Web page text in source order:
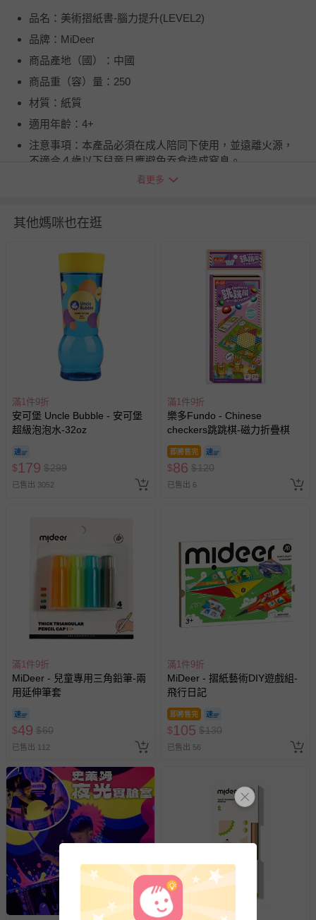
品名：美術摺紙書-腦力提升(LEVEL2)
品牌：MiDeer
商品產地（國）：中國
商品重（容）量：250
材質：紙質
適用年齡：4+
注意事項：本產品必須在成人陪同下使用，並遠離火源，
不適合４歲以下兒童且應避免吞食造成窒息。
BSMI商品檢驗標識字號：M54978
您所購買的商品享有7天的鑑賞期／猶豫期權益，但此期間
包含完整包裝、配件、說明文件及贈品等。
如需退換貨，請於收到商品7天（含例假日內提出），如為
瑕疵退換貨所產生的運費，將由媽咪愛負責處理，若非瑕疵
退貨，您可至『查詢訂單』>『已出貨』中查詢該筆訂單，
並點選『我要退貨』即可進行申請。若有相關退貨問題，請
LINE@客服ID: @mamilove
我們將依序為您處理
與服務，謝謝。
針對滿件折/滿額贈…等活動，如因部份退貨，而該訂單保
留商品未達活動門檻，將以原價計算，活動贈品亦需一併退
回。
部分商品依據消費者保護法的規定，不適用七天鑑賞期/猶
豫期範圍：
客製化商品（例如客製生日書、姓名貼等）。
報紙、期刊或雜誌（惟書籍如經拆封、使用，則酌收整
新費用）。
經消費者拆封之影音商品或電腦軟體（例如 DVD、CD
等）。
非以有形媒介提供之數位內容或一經提供即為完成之線
戲或活動點數等）。
已拆封之以下類型商品：
-個人衛生用品（例如尿布、貼身衣物、泳裝、襪子、地
-新生兒親膚衣物（嬰幼兒包巾與背巾、包屁衣、學習
褲、紗布衣等）。
帶束縛衣、餐搖椅等）。
-其他原廠盒裝商品封口處已貼上「不可拆封」，或具警
示字句等說明貼紙、封條者。
國際航空、客運、訂房等服務。
相關的退換貨辦理流程，可詳見：退換貨 & 退款問題
其他常見問題：
看更多
其他媽咪也在逛
滿1件9折
安可堡 Uncle Bubble - 安可堡
超級泡泡水-32oz
$179 $299
已售出 3052
滿1件9折
樂多Fundo - Chinese
checkers跳跳棋-磁力折疊棋
即將售完
$86 $120
已售出 6
滿1件9折
MiDeer - 兒童專用三角鉛筆-兩
用延伸筆套
$49 $60
已售出 112
滿1件9折
MiDeer - 摺紙藝術DIY遊戲組-
飛行日記
即將售完
$105 $130
已售出 56